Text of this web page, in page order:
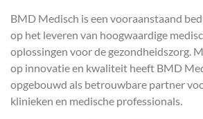
BMD Medisch is een vooraanstaand
op het leveren van hoogwaardige
oplossingen voor de gezondheidszorg.
op innovatie en kwaliteit heeft BMD
opgebouwd als betrouwbare partner
klinieken en medische professionals.